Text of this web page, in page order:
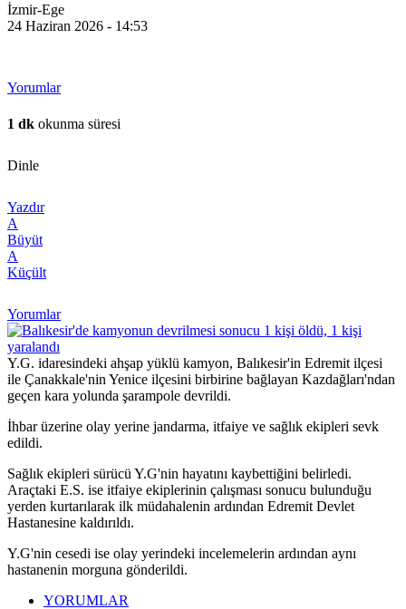
İzmir-Ege
24 Haziran 2026 - 14:53
Yorumlar
1 dk okunma süresi
Dinle
Yazdır
A
Büyüt
A
Küçült
Yorumlar
Y.G. idaresindeki ahşap yüklü kamyon, Balıkesir'in Edremit ilçesi
ile Çanakkale'nin Yenice ilçesini birbirine bağlayan Kazdağları'ndan
geçen kara yolunda şarampole devrildi.
İhbar üzerine olay yerine jandarma, itfaiye ve sağlık ekipleri sevk
edildi.
Sağlık ekipleri sürücü Y.G'nin hayatını kaybettiğini belirledi.
Araçtaki E.S. ise itfaiye ekiplerinin çalışması sonucu bulunduğu
yerden kurtarılarak ilk müdahalenin ardından Edremit Devlet
Hastanesine kaldırıldı.
Y.G'nin cesedi ise olay yerindeki incelemelerin ardından aynı
hastanenin morguna gönderildi.
YORUMLAR